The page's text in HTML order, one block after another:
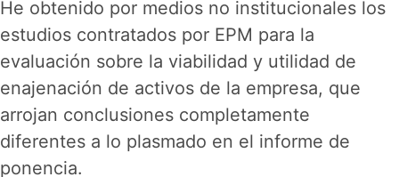
He obtenido por medios no institucionales los
estudios contratados por EPM para la
evaluación sobre la viabilidad y utilidad de
enajenación de activos de la empresa, que
arrojan conclusiones completamente
diferentes a lo plasmado en el informe de
ponencia.